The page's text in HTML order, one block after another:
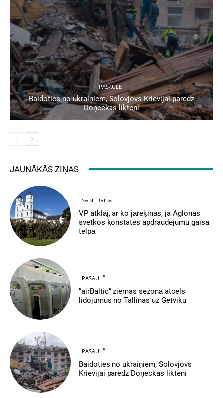
PASAULĒ
Baidoties no ukraiņiem, Solovjovs Krievijai paredz
Doņeckas likteni
JAUNĀKĀS ZIŅAS
SABIEDRĪBA
VP atklāj, ar ko jārēķinās, ja Aglonas
svētkos konstatēs apdraudējumu gaisa
telpā
PASAULĒ
“airBaltic” ziemas sezonā atcels
lidojumus no Tallinas uz Getviku
PASAULĒ
Baidoties no ukraiņiem, Solovjovs
Krievijai paredz Doņeckas likteni